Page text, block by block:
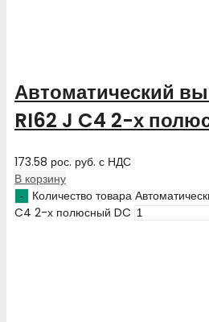
Автоматический
RI62 J C4 2-х
173.58 рос. руб. с НДС
В корзину
Количество товара
C4 2-х полюсный DC